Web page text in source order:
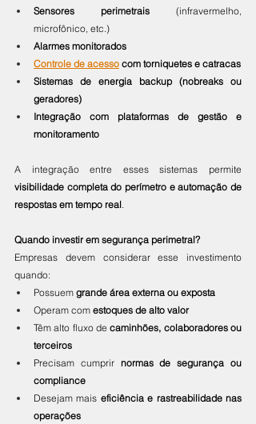
Sensores perimetrais (infravermelho,
microfônico, etc.)
Alarmes monitorados
Controle de acesso com torniquetes e catracas
Sistemas de energia backup (nobreaks ou
geradores)
Integração com plataformas de gestão e
monitoramento
visibilidade completa do perímetro e automação de
respostas em tempo real.
Quando investir em segurança perimetral?
Empresas devem considerar esse investimento
quando:
Possuem grande área externa ou exposta
Operam com estoques de alto valor
Têm alto fluxo de caminhões, colaboradores ou
terceiros
Precisam cumprir normas de segurança ou
compliance
Desejam mais eficiência e rastreabilidade nas
operações